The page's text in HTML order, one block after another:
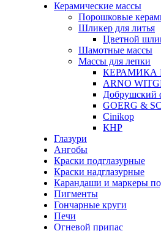
Керамические массы
Порошковые
Шликер для литья
Цветной
Шамотные массы
Массы для лепки
КЕРАМИКА
ARNO
Добрушский
GOERG &
Cinikop
КНР
Глазури
Ангобы
Краски подглазурные
Краски надглазурные
Карандаши и маркеры
Пигменты
Гончарные круги
Печи
Огневой припас